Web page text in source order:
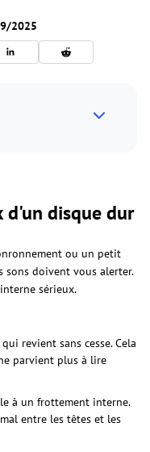
2025
d'un disque dur
ou un petit
sons doivent vous alerter.
sérieux.
revient sans cesse. Cela
parvient plus à lire
à un frottement interne.
entre les têtes et les